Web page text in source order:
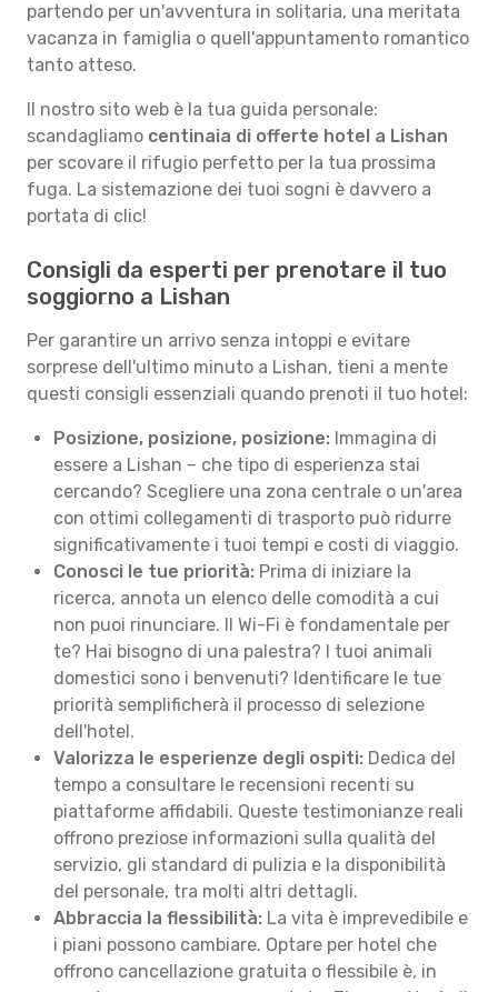
partendo per un'avventura in solitaria, una meritata
vacanza in famiglia o quell'appuntamento romantico
tanto atteso.
Il nostro sito web è la tua guida personale:
scandagliamo centinaia di offerte hotel a Lishan
per scovare il rifugio perfetto per la tua prossima
fuga. La sistemazione dei tuoi sogni è davvero a
portata di clic!
Consigli da esperti per prenotare il tuo
soggiorno a Lishan
Per garantire un arrivo senza intoppi e evitare
sorprese dell'ultimo minuto a Lishan, tieni a mente
questi consigli essenziali quando prenoti il tuo hotel:
Posizione, posizione, posizione: Immagina di
essere a Lishan – che tipo di esperienza stai
cercando? Scegliere una zona centrale o un'area
con ottimi collegamenti di trasporto può ridurre
significativamente i tuoi tempi e costi di viaggio.
Conosci le tue priorità: Prima di iniziare la
ricerca, annota un elenco delle comodità a cui
non puoi rinunciare. Il Wi-Fi è fondamentale per
te? Hai bisogno di una palestra? I tuoi animali
domestici sono i benvenuti? Identificare le tue
priorità semplificherà il processo di selezione
dell'hotel.
Valorizza le esperienze degli ospiti: Dedica del
tempo a consultare le recensioni recenti su
piattaforme affidabili. Queste testimonianze reali
offrono preziose informazioni sulla qualità del
servizio, gli standard di pulizia e la disponibilità
del personale, tra molti altri dettagli.
Abbraccia la flessibilità: La vita è imprevedibile e
i piani possono cambiare. Optare per hotel che
offrono cancellazione gratuita o flessibile è, in